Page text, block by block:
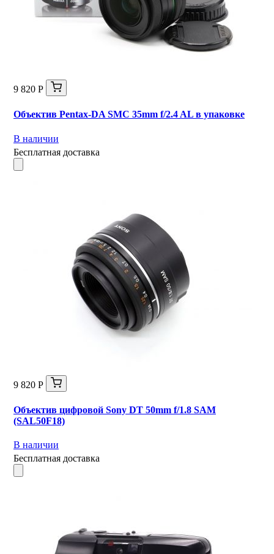
9 820 Р
Объектив Pentax-DA SMC 35mm f/2.4 AL в упаковке
В наличии
Бесплатная доставка
9 820 Р
Объектив цифровой Sony DT 50mm f/1.8 SAM
(SAL50F18)
В наличии
Бесплатная доставка